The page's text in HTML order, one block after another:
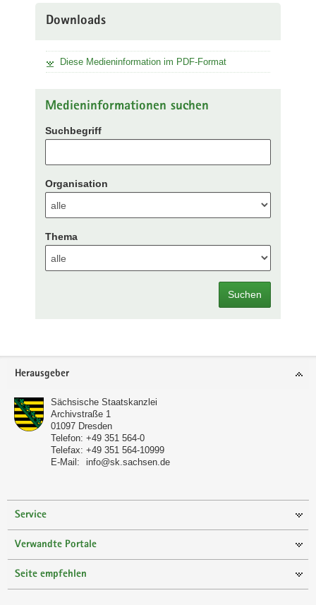
Downloads
Diese Medieninformation im PDF-Format
Medieninformationen suchen
Suchbegriff
Organisation
Thema
Suchen
Footer-
Herausgeber
Sächsische Staatskanzlei
Archivstraße 1
01097 Dresden
Telefon: +49 351 564-0
Telefax: +49 351 564-10999
E-Mail:
info@sk.sachsen.de
Service
Verwandte Portale
Seite empfehlen